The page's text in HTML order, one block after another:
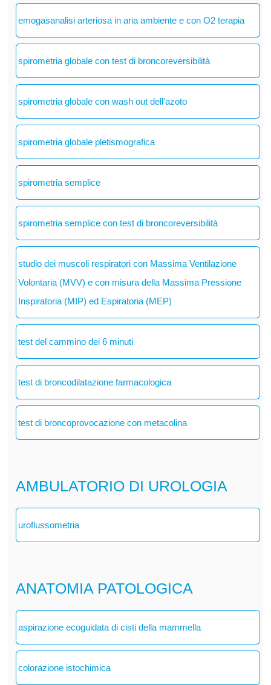
emogasanalisi arteriosa in aria ambiente e con O2 terapia
spirometria globale con test di broncoreversibilità
spirometria globale con wash out dell'azoto
spirometria globale pletismografica
spirometria semplice
spirometria semplice con test di broncoreversibilità
studio dei muscoli respiratori con Massima Ventilazione
Volontaria (MVV) e con misura della Massima Pressione
Inspiratoria (MIP) ed Espiratoria (MEP)
test del cammino dei 6 minuti
test di broncodilatazione farmacologica
test di broncoprovocazione con metacolina
AMBULATORIO DI UROLOGIA
uroflussometria
ANATOMIA PATOLOGICA
aspirazione ecoguidata di cisti della mammella
colorazione istochimica